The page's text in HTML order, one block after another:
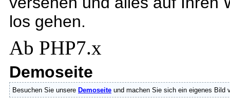
los gehen.
Ab PHP7.x
Demoseite
Besuchen Sie unsere Demoseite und machen Sie sich ein eigenes Bild